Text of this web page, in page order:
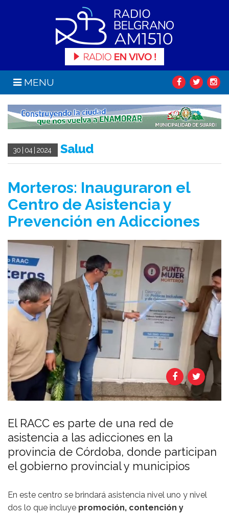
MENU
30 | 04 | 2024 Salud
Morteros: Inauguraron el
Centro de Asistencia y
Prevención en Adicciones
El RACC es parte de una red de
asistencia a las adicciones en la
provincia de Córdoba, donde participan
el gobierno provincial y municipios
En este centro se brindará asistencia nivel uno y nivel
dos lo que incluye promoción, contención y